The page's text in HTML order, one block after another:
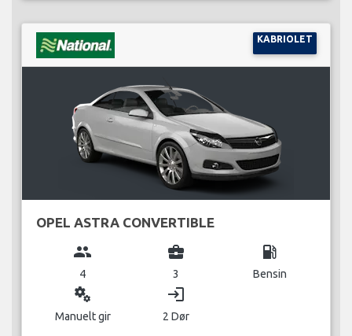
KABRIOLET
OPEL ASTRA CONVERTIBLE
group
4
business_center
3
local_gas_station
Bensin
miscellaneous_services
Manuelt gir
login
2 Dør